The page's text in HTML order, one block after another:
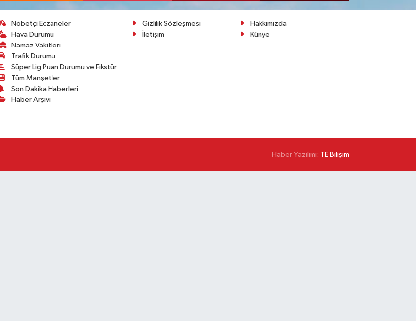
Nöbetçi Eczaneler
Hava Durumu
Namaz Vakitleri
Trafik Durumu
Süper Lig Puan Durumu ve Fikstür
Tüm Manşetler
Son Dakika Haberleri
Haber Arşivi
Gizlilik Sözleşmesi
Hakkımızda
İletişim
Künye
Haber Yazılımı: TE Bilişim